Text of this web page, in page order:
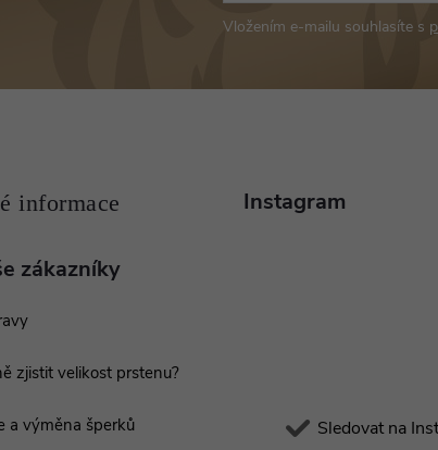
Vložením e-mailu souhlasíte s
zákazníky
zjistit velikost prstenu?
a výměna šperků
Instagram
Sledovat na